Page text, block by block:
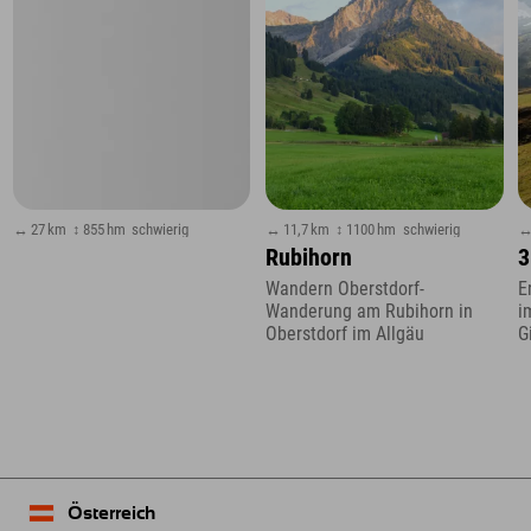
↔ 27 km ↕ 855 hm schwierig ↔ 11,7 km ↕ 1100 hm schwierig
Rubihorn
Wandern Oberstdorf-
Wanderung am Rubihorn in
Oberstdorf im Allgäu
Österreich